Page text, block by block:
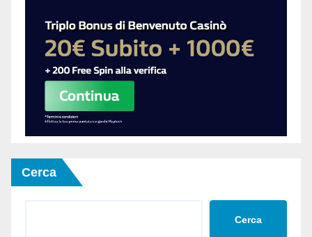
Cerca
Cerca